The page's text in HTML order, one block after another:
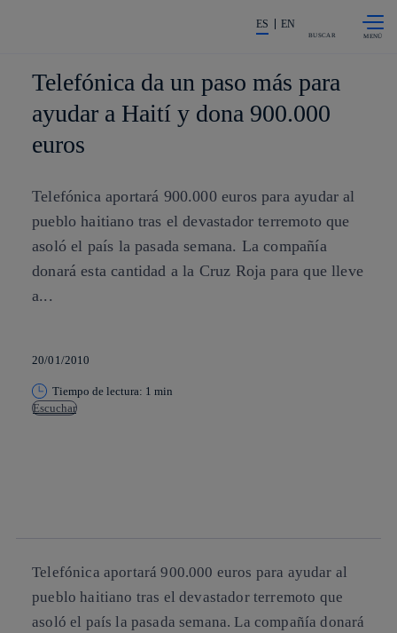
La acción en accionistas e
ES EN
BUSCAR
Telefónica da un paso más para
ayudar a Haití y dona 900.000
euros
Telefónica aportará 900.000 euros para ayudar al
pueblo haitiano tras el devastador terremoto que
asoló el país la pasada semana. La compañía
donará esta cantidad a la Cruz Roja para que lleve
a...
20/01/2010
Tiempo de lectura: 1 min
Escuchar
Telefónica aportará 900.000 euros para ayudar al
pueblo haitiano tras el devastador terremoto que
asoló el país la pasada semana. La compañía donará